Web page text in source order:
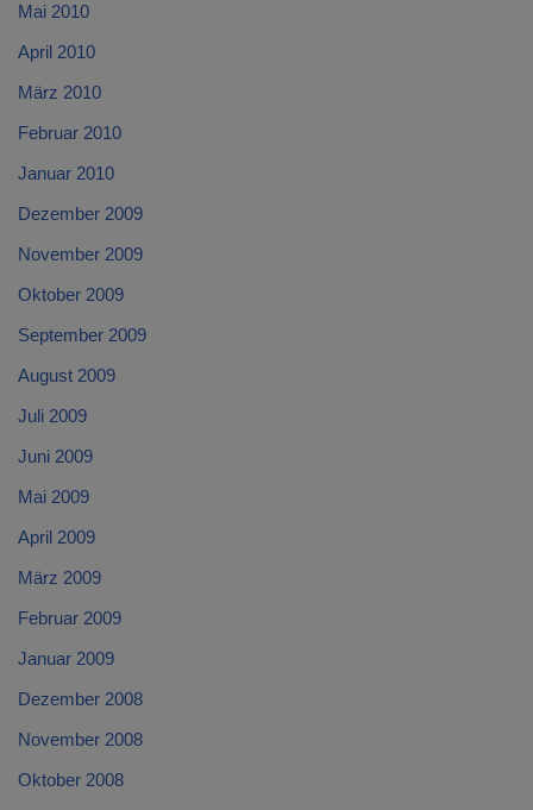
Mai 2010
April 2010
März 2010
Februar 2010
Januar 2010
Dezember 2009
November 2009
Oktober 2009
September 2009
August 2009
Juli 2009
Juni 2009
Mai 2009
April 2009
März 2009
Februar 2009
Januar 2009
Dezember 2008
November 2008
Oktober 2008